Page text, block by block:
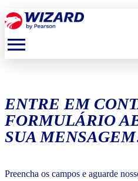
menu
ENTRE EM
FORMULÁRIO
SUA
Preencha os campos e aguarde